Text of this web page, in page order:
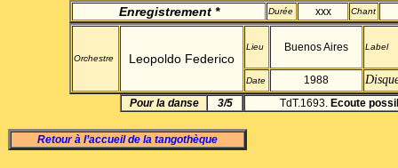
Enregistrement * Durée xxx Chant
Orchestre Leopoldo Federico
Lieu Buenos Aires Label
Date 1988
Pour la danse 3/5 TdT.1693. Ecoute
Retour à l’accueil de la tangothèque